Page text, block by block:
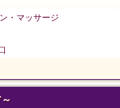
・マッサージ